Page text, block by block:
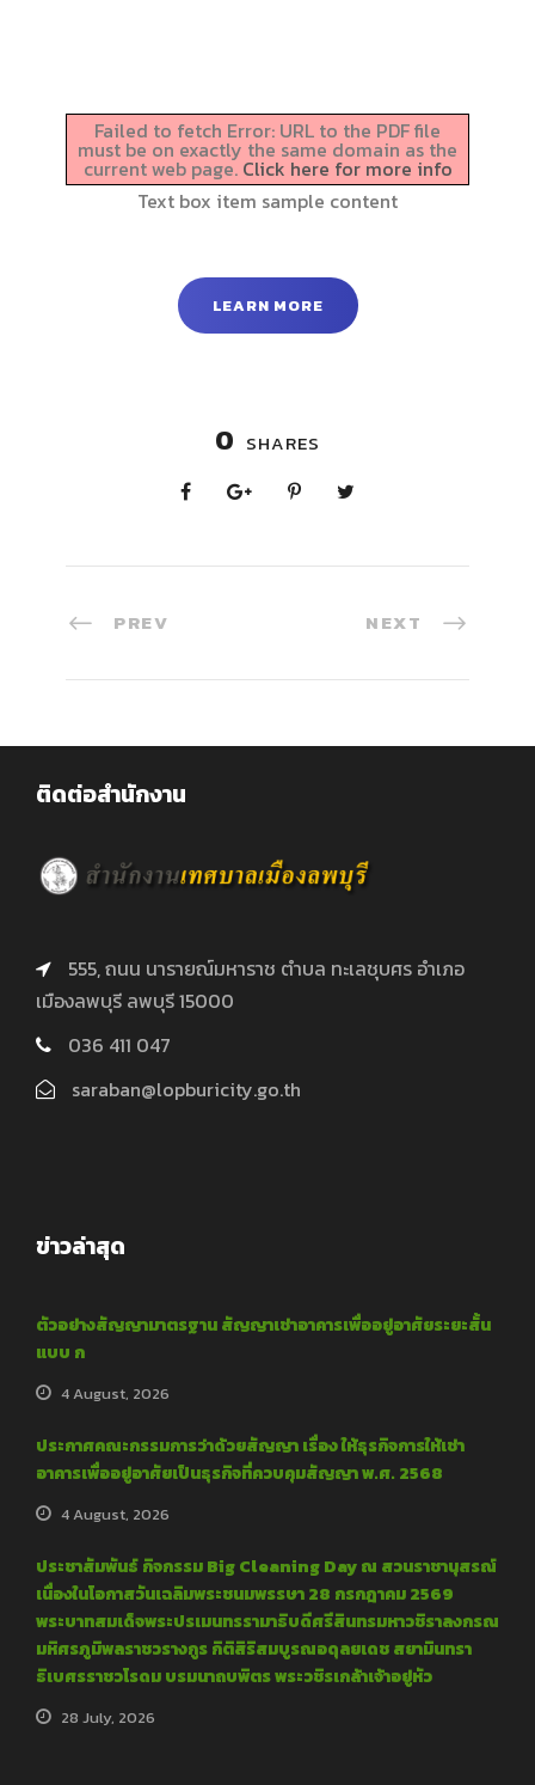
Failed to fetch Error: URL to the PDF file
must be on exactly the same domain as the
current web page. Click here for more info
Text box item sample content
LEARN MORE
0 SHARES
PREV NEXT
ติดต่อสำนักงาน
555, ถนน นารายณ์มหาราช ตำบล ทะเลชุบศร อำเภอ
เมืองลพบุรี ลพบุรี 15000
036 411 047
saraban@lopburicity.go.th
ข่าวล่าสุด
ตัวอย่างสัญญามาตรฐาน สัญญาเช่าอาคารเพื่ออยู่อาศัยระยะสั้น
แบบ ก
4 August, 2026
ประกาศคณะกรรมการว่าด้วยสัญญา เรื่อง ให้ธุรกิจการให้เช่า
อาคารเพื่ออยู่อาศัยเป็นธุรกิจที่ควบคุมสัญญา พ.ศ. 2568
4 August, 2026
ประชาสัมพันธ์ กิจกรรม Big Cleaning Day ณ สวนราชานุสรณ์
เนื่องในโอกาสวันเฉลิมพระชนมพรรษา 28 กรกฎาคม 2569
พระบาทสมเด็จพระปรเมนทรรามาธิบดีศรีสินทรมหาวชิราลงกรณ
มหิศรภูมิพลราชวรางกูร กิติสิริสมบูรณอดุลยเดช สยามินทรา
ธิเบศรราชวโรดม บรมนาถบพิตร พระวชิรเกล้าเจ้าอยู่หัว
28 July, 2026